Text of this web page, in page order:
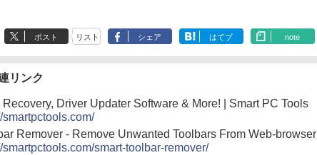
ポスト リスト シェア はてブ note
リンク
Recovery, Driver Updater Software & More! | Smart PC Tools
smartpctools.com/
Remover - Remove Unwanted Toolbars From Web-browser
smartpctools.com/smart-toolbar-remover/